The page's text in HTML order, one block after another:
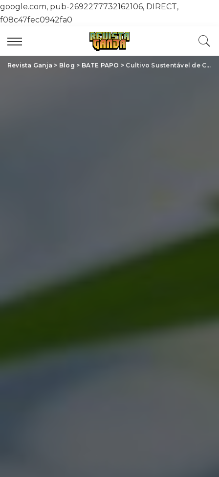
google.com, pub-2692277732162106, DIRECT,
f08c47fec0942fa0
Revista Ganja > Blog > BATE PAPO > Cultivo Sustentável de Cannabis: Um Futuro Verde para a Sociedade e o Meio Ambiente